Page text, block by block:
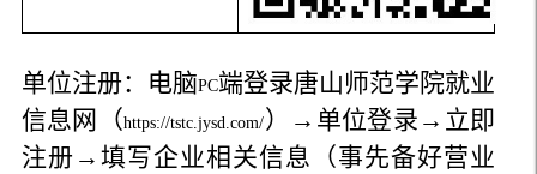
单位注册：电脑PC端登录唐山师范学院就业
信息网（https://tstc.jysd.com/ ）→单位登录→立即
注册→填写企业相关信息（事先备好营业